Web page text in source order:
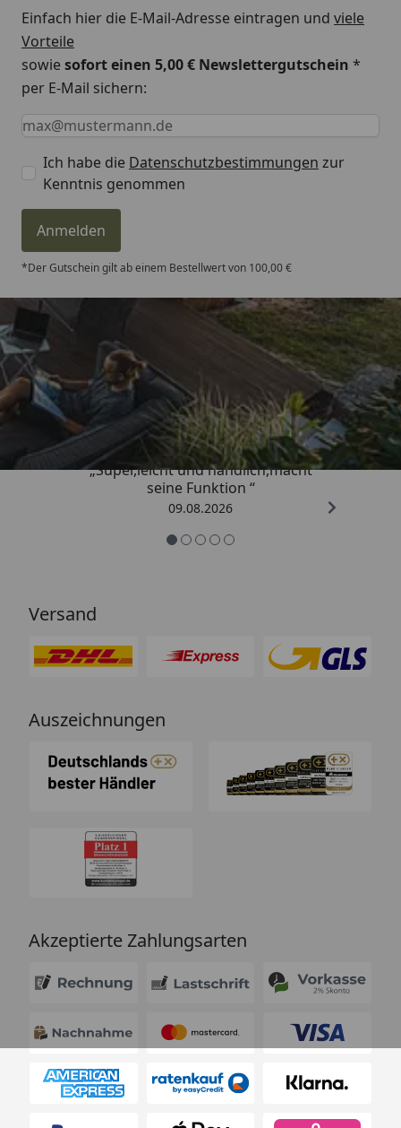
Einfach hier die E-Mail-Adresse eintragen und viele
Vorteile
sowiesofort einen 5,00 € Newslettergutschein *
per E-Mail sichern:
Keine Eingabe erforderlich
Eingabe erforderlich
E-Mail *
Ich habe die Datenschutzbestimmungen zur
Kenntnis genommen
Anmelden
*Der Gutschein gilt ab einem Bestellwert von 100,00 €
Trusted Shops
4,81/ 5
„Super,leicht und handlich,macht
seine Funktion “
09.08.2026
Versand
Auszeichnungen
Akzeptierte Zahlungsarten